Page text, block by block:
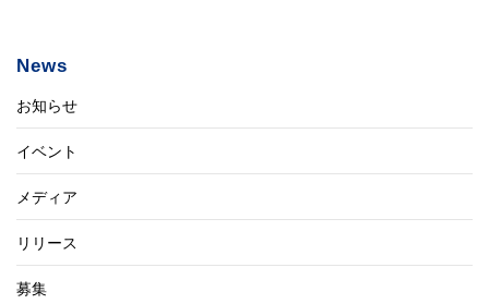
News
お知らせ
イベント
メディア
リリース
募集